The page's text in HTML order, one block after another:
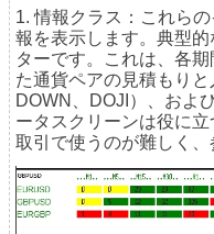
1. 情報クラス：これら
報を表示します。典型
ターです。これは、各
た通貨ペアの見積もりと
DOWN、DOJI）、およ
ータスクリーンは役に
取引で使うのが難しく、